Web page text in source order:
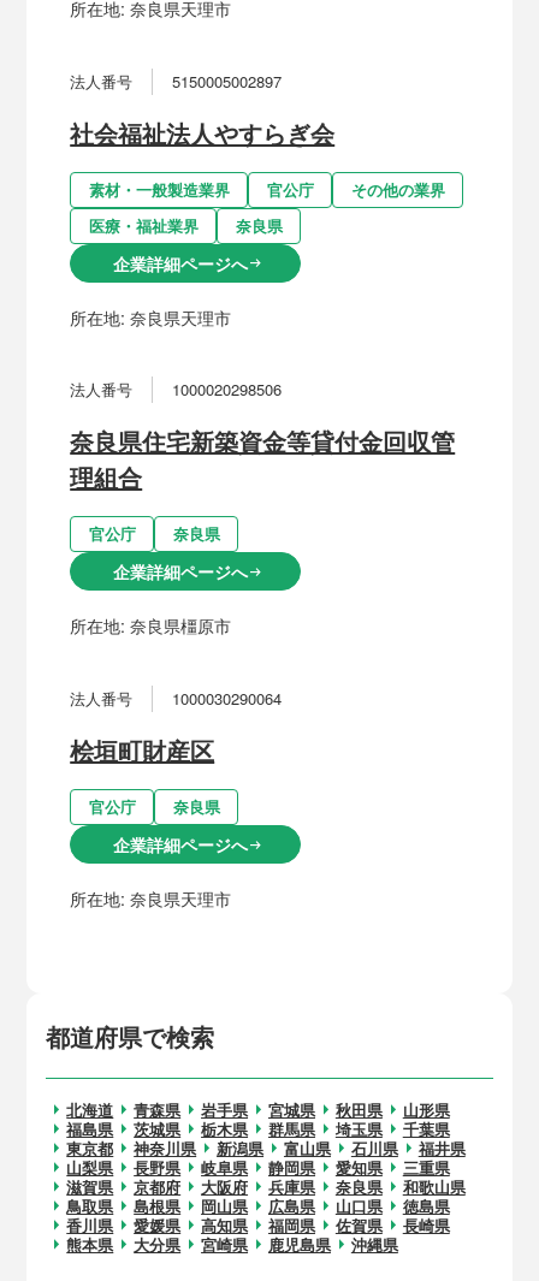
都道府県で検索
北海道 青森県 岩手県 宮城県 秋田県
山形県
福島県
茨城県 栃木県 群馬県 埼玉県
千葉県
東京都
神奈川県 新潟県 富山県 石川県
福井県
山梨県
長野県 岐阜県 静岡県 愛知県
三重県
滋賀県
京都府 大阪府 兵庫県 奈良県
和歌山県
鳥取県
島根県 岡山県 広島県 山口県
徳島県
香川県
愛媛県 高知県 福岡県 佐賀県
長崎県
熊本県
大分県 宮崎県 鹿児島県 沖縄県
所在地:奈良県天理市
法人番号 5150005002897
社会福祉法人やすらぎ会
素材・一般製造業界 官公庁
その他の業界
医療・福祉業界
奈良県
企業詳細ページへarrow_right_alt
所在地:奈良県天理市
法人番号 1000020298506
奈良県住宅新築資金等貸付金回収管
理組合
官公庁 奈良県
企業詳細ページへarrow_right_alt
所在地:奈良県橿原市
法人番号 1000030290064
桧垣町財産区
官公庁 奈良県
企業詳細ページへarrow_right_alt
所在地:奈良県天理市